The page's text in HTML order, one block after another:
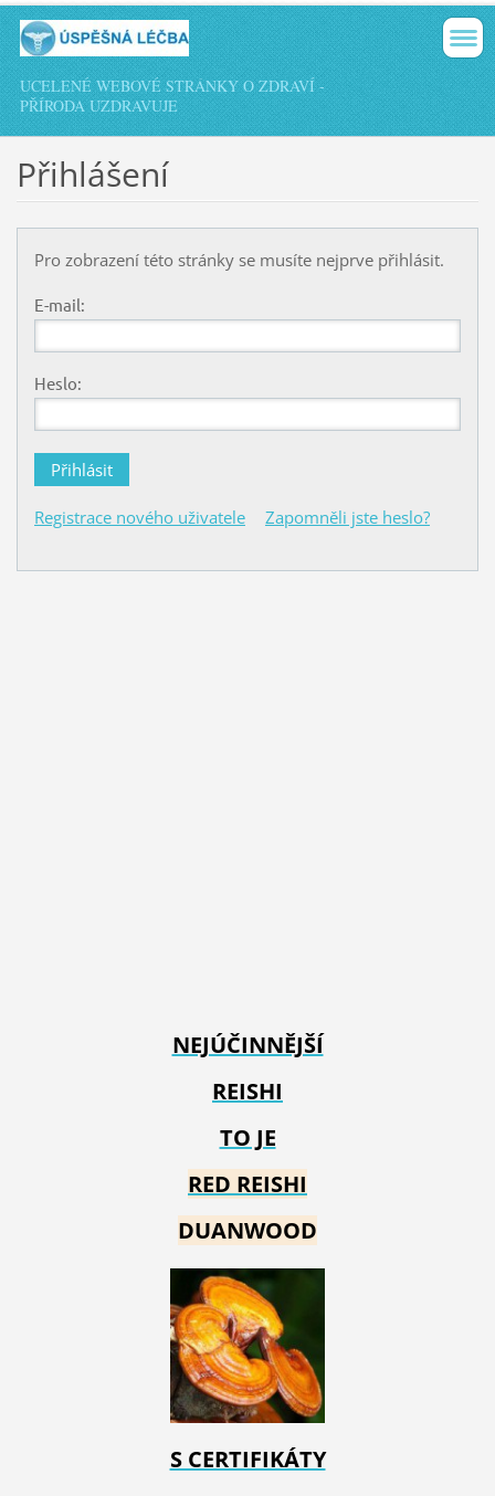
UCELENÉ WEBOVÉ STRÁNKY O ZDRAVÍ -
PŘÍRODA UZDRAVUJE
Přihlášení
Pro zobrazení této stránky se musíte nejprve přihlásit.
E-mail:
Heslo:
Registrace nového uživatele Zapomněli jste heslo?
NEJÚČINNĚJŠÍ
REISHI
TO JE
RED REISHI
DUANWOOD
S CERTIFIKÁTY